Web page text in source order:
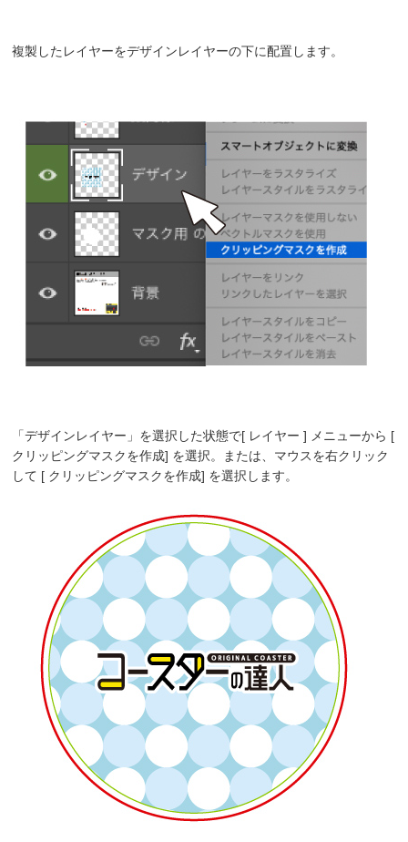
複製したレイヤーをデザインレイヤーの下に配置します。
「デザインレイヤー」を選択した状態で[ レイヤー ] メニューから [
クリッピングマスクを作成] を選択。または、マウスを右クリック
して [ クリッピングマスクを作成] を選択します。